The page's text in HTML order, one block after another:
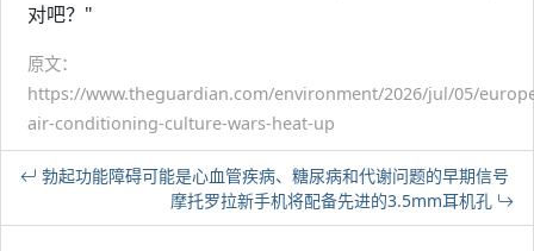
对吧？"
原文：
https://www.theguardian.com/environment/2026/jul/05/
air-conditioning-culture-wars-heat-up
勃起功能障碍可能是心血管疾病、糖尿病和代谢问题的早期信号
摩托罗拉新手机将配备先进的3.5mm耳机孔